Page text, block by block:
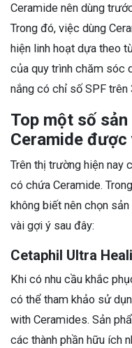
Ceramide nên dùng
Trong đó, việc dùng
hiện linh hoạt dựa theo
của quy trình chăm sóc
nắng có chỉ số SPF trên
Top một số
Ceramide
Trên thị trường hiện nay
có chứa Ceramide.
không biết nên chọn
vài gợi ý sau đây:
Cetaphil Ultra
Khi có nhu cầu khắc
có thể tham khảo sử
with Ceramides. Sản
các thành phần hữu ích